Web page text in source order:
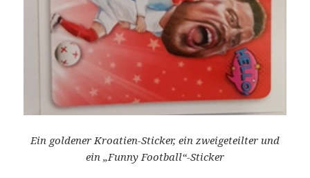
Ein goldener Kroatien-Sticker, ein zweigeteilter und
ein „Funny Football“-Sticker